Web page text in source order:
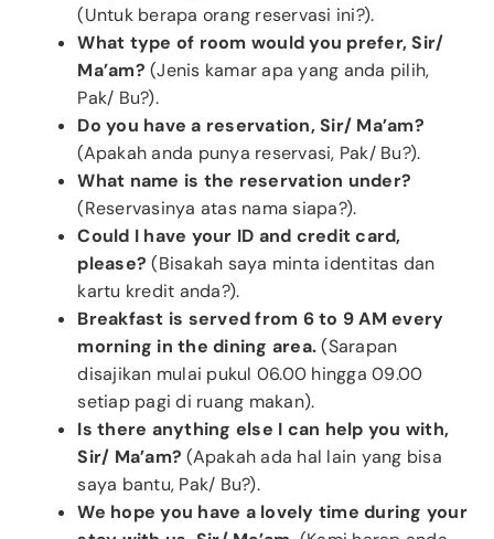
(Untuk berapa orang reservasi ini?).
What type of room would you prefer, Sir/
Ma’am? (Jenis kamar apa yang anda pilih,
Pak/ Bu?).
Do you have a reservation, Sir/ Ma’am?
(Apakah anda punya reservasi, Pak/ Bu?).
What name is the reservation under?
(Reservasinya atas nama siapa?).
Could I have your ID and credit card,
please? (Bisakah saya minta identitas dan
kartu kredit anda?).
Breakfast is served from 6 to 9 AM every
morning in the dining area.(Sarapan
disajikan mulai pukul 06.00 hingga 09.00
setiap pagi di ruang makan).
Is there anything else I can help you with,
Sir/ Ma’am? (Apakah ada hal lain yang bisa
saya bantu, Pak/ Bu?).
We hope you have a lovely time during your